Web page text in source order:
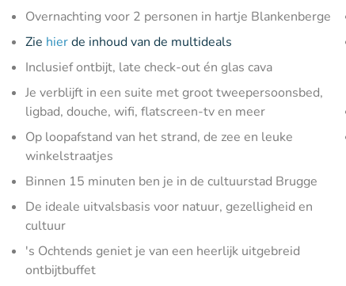
Overnachting voor 2 personen in hartje Blankenberge
Zie hierde inhoud van de multideals
Inclusief ontbijt, late check-out én glas cava
Je verblijft in een suite met groot tweepersoonsbed,
ligbad, douche, wifi, flatscreen-tv en meer
Op loopafstand van het strand, de zee en leuke
winkelstraatjes
Binnen 15 minuten ben je in de cultuurstad Brugge
De ideale uitvalsbasis voor natuur, gezelligheid en
cultuur
's Ochtends geniet je van een heerlijk uitgebreid
ontbijtbuffet